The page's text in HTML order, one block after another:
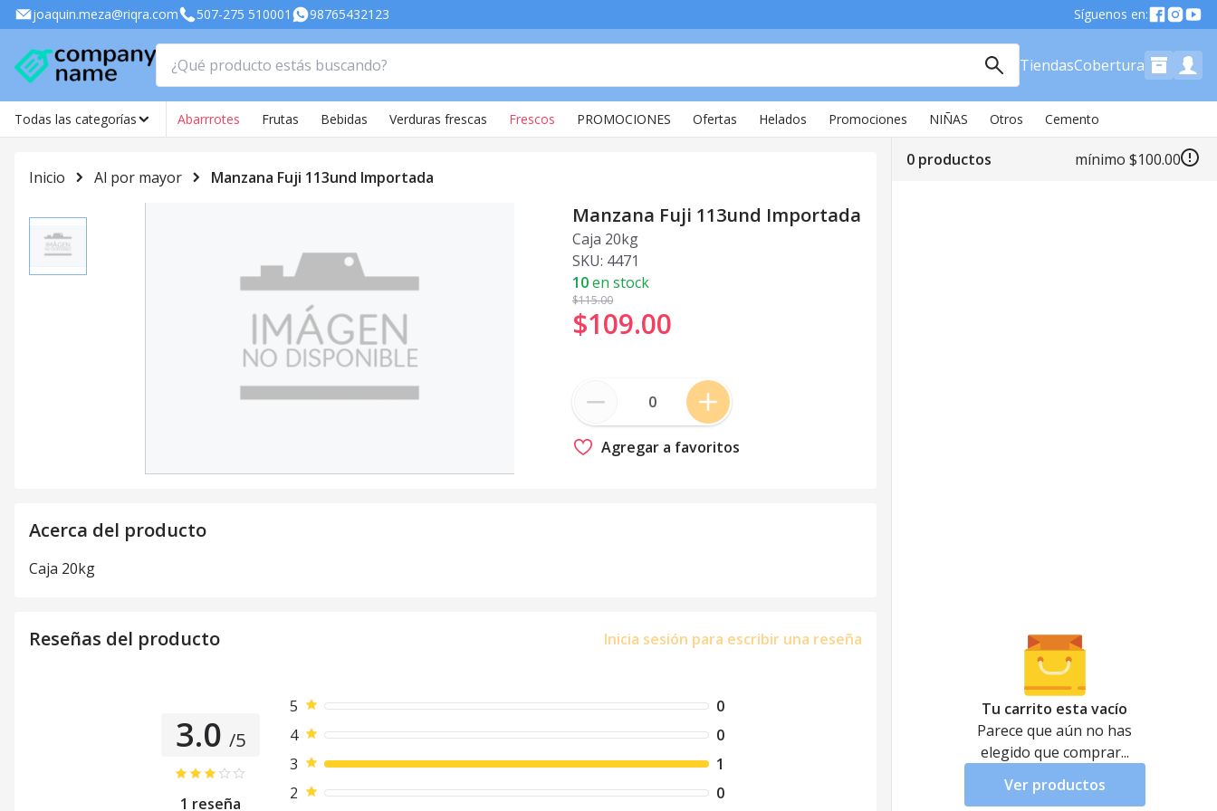
joaquin.meza@riqra.com 507-275 510001 98765432123 Síguenos en:
TiendasCobertura
Todas las categorías Abarrrotes Frutas Bebidas Verduras frescas Frescos PROMOCIONES Ofertas Helados Promociones NIÑAS Otros Cemento
0 productos mínimo $100.00
Tu carrito esta vacío
Parece que aún no has
elegido que comprar...
Ver productos
Inicio Al por mayor Manzana Fuji 113und Importada
Manzana Fuji 113und Importada
Caja 20kg
SKU: 4471
10en stock
$115.00
$109.00
Agregar a favoritos
Acerca del producto
Caja 20kg
Reseñas del producto Inicia sesión para escribir una reseña
3.0 /5
1 reseña
5
0
4
0
3
1
2
0